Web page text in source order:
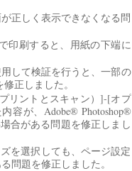
正しく表示できなくなる問
印刷すると、用紙の下端に
して検証を行うと、一部の
正しました。
リントとスキャン）]-[オプ
容が、Adobe® Photoshop®
合がある問題を修正しまし
を選択しても、ページ設定
問題を修正しました。